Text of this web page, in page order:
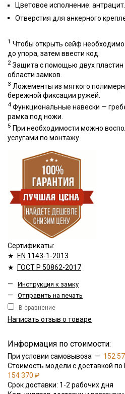
Цветовое исполнение: антрацит.
Отверстия для анкерного
1 Чтобы открыть сейф
до упора, затем ввести код.
2 Защита с помощью двух пластин
области замков.
3 Ложементы из мягкого
бережной фиксации ружей.
4 Функциональные навески —
рамка под ножи.
5 При необходимости можно
услугами по монтажу.
Сертификаты:
★ EN 1143-1-2013
★ ГОСТ Р 50862-2017
— Инструкция к замку
— Отправить на печать
В сравнение
Написать отзыв о товаре
Информация по стоимости:
При условии самовывоза — 152
Стоимость модели с доставкой
154 370 ₽
Срок доставки: 1-2 рабочих дня